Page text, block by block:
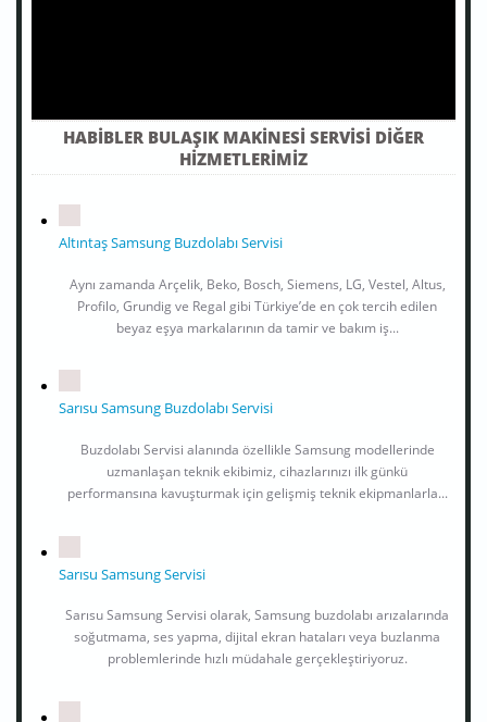
HABIBLER BULAŞIK MAKINESI SERVISI DIĞER
HIZMETLERIMIZ
Altıntaş Samsung Buzdolabı Servisi
Aynı zamanda Arçelik, Beko, Bosch, Siemens, LG, Vestel, Altus,
Profilo, Grundig ve Regal gibi Türkiye’de en çok tercih edilen
beyaz eşya markalarının da tamir ve bakım iş...
Sarısu Samsung Buzdolabı Servisi
Buzdolabı Servisi alanında özellikle Samsung modellerinde
uzmanlaşan teknik ekibimiz, cihazlarınızı ilk günkü
performansına kavuşturmak için gelişmiş teknik ekipmanlarla...
Sarısu Samsung Servisi
Sarısu Samsung Servisi olarak, Samsung buzdolabı arızalarında
soğutmama, ses yapma, dijital ekran hataları veya buzlanma
problemlerinde hızlı müdahale gerçekleştiriyoruz.